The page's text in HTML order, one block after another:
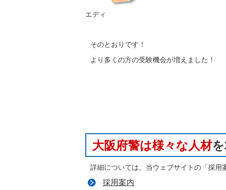
エディ
そのとおりです！
より多くの方の受験機会が増えました！
大阪府警は様々な人材
詳細については、当ウェブサイトの「採用
採用案内